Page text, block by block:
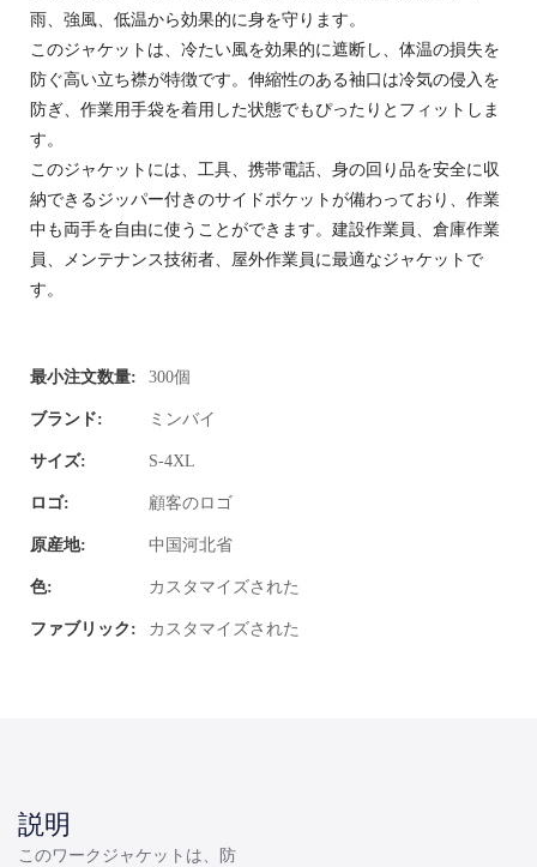
雨、強風、低温から効果的に身を守ります。
このジャケットは、冷たい風を効果的に遮断し、体温の損失を
防ぐ高い立ち襟が特徴です。伸縮性のある袖口は冷気の侵入を
防ぎ、作業用手袋を着用した状態でもぴったりとフィットしま
す。
このジャケットには、工具、携帯電話、身の回り品を安全に収
納できるジッパー付きのサイドポケットが備わっており、作業
中も両手を自由に使うことができます。建設作業員、倉庫作業
員、メンテナンス技術者、屋外作業員に最適なジャケットで
す。
最小注文数量: 300個
ブランド: ミンバイ
サイズ: S-4XL
ロゴ: 顧客のロゴ
原産地: 中国河北省
色: カスタマイズされた
ファブリック: カスタマイズされた
説明
このワークジャケットは、防